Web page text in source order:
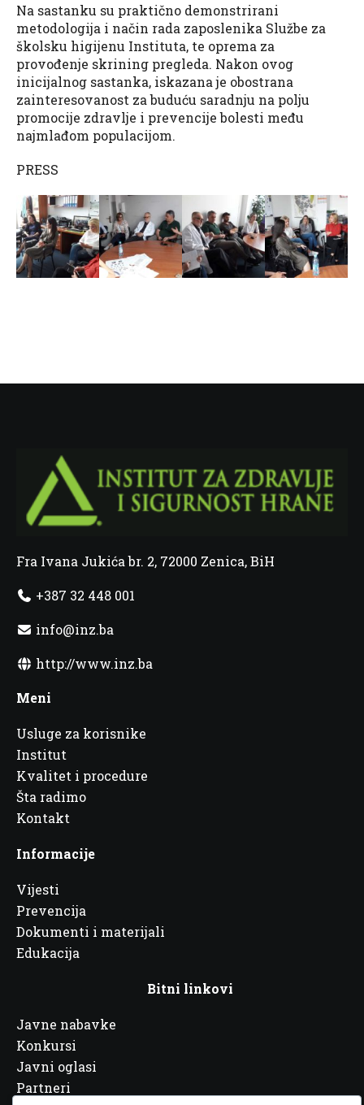
Na sastanku su praktično demonstrirani
metodologija i način rada zaposlenika Službe za
školsku higijenu Instituta, te oprema za
provođenje skrining pregleda. Nakon ovog
inicijalnog sastanka, iskazana je obostrana
zainteresovanost za buduću saradnju na polju
promocije zdravlje i prevencije bolesti među
najmlađom populacijom.
PRESS
Fra Ivana Jukića br. 2, 72000 Zenica, BiH
+387 32 448 001
info@inz.ba
http://www.inz.ba
Meni
Usluge za korisnike
Institut
Kvalitet i procedure
Šta radimo
Kontakt
Informacije
Vijesti
Prevencija
Dokumenti i materijali
Edukacija
Bitni linkovi
Javne nabavke
Konkursi
Javni oglasi
Partneri